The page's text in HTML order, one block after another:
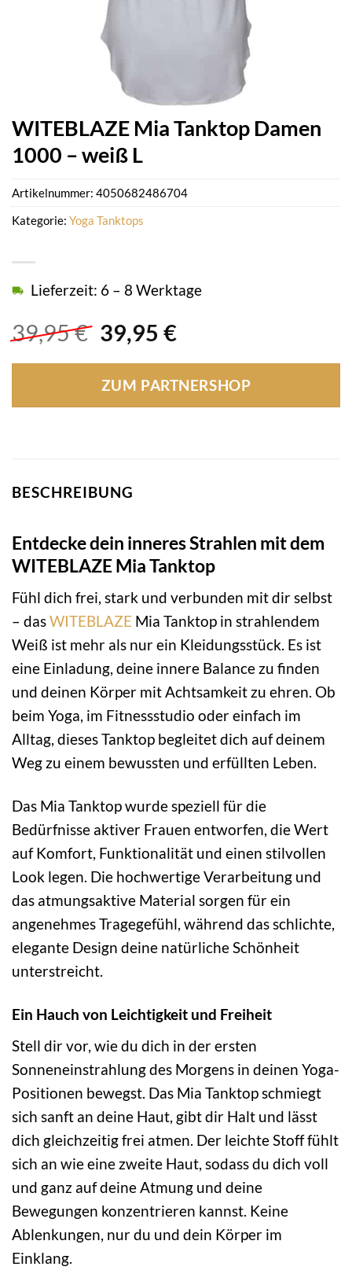
WITEBLAZE Mia Tanktop Damen
1000 – weiß L
39,95€ Ursprünglicher
war:
39,95 €
39,95 €Aktueller
ist:
39,95 €.
Lieferzeit: 6 – 8 Werktage
ZUM PARTNERSHOP
Artikelnummer: 4050682486704
Kategorie: Yoga Tanktops
BESCHREIBUNG
Entdecke dein inneres Strahlen mit dem
WITEBLAZE Mia Tanktop
Fühl dich frei, stark und verbunden mit dir selbst
– dasWITEBLAZE Mia Tanktop in strahlendem
Weiß ist mehr als nur ein Kleidungsstück. Es ist
eine Einladung, deine innere Balance zu finden
und deinen Körper mit Achtsamkeit zu ehren. Ob
beim Yoga, im Fitnessstudio oder einfach im
Alltag, dieses Tanktop begleitet dich auf deinem
Weg zu einem bewussten und erfüllten Leben.
Das Mia Tanktop wurde speziell für die
Bedürfnisse aktiver Frauen entworfen, die Wert
auf Komfort, Funktionalität und einen stilvollen
Look legen. Die hochwertige Verarbeitung und
das atmungsaktive Material sorgen für ein
angenehmes Tragegefühl, während das schlichte,
elegante Design deine natürliche Schönheit
unterstreicht.
Ein Hauch von Leichtigkeit und Freiheit
Stell dir vor, wie du dich in der ersten
Sonneneinstrahlung des Morgens in deinen Yoga-
Positionen bewegst. Das Mia Tanktop schmiegt
sich sanft an deine Haut, gibt dir Halt und lässt
dich gleichzeitig frei atmen. Der leichte Stoff fühlt
sich an wie eine zweite Haut, sodass du dich voll
und ganz auf deine Atmung und deine
Bewegungen konzentrieren kannst. Keine
Ablenkungen, nur du und dein Körper im
Einklang.